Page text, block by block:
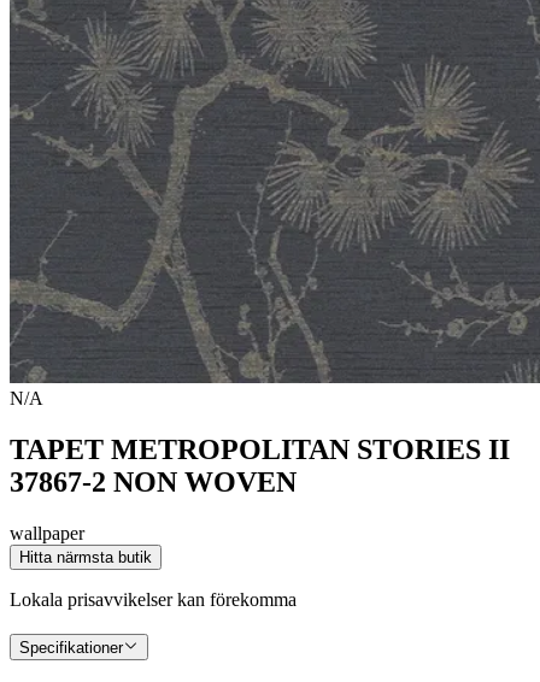
N/A
TAPET METROPOLITAN STORIES II
37867-2 NON WOVEN
wallpaper
Hitta närmsta butik
Lokala prisavvikelser kan förekomma
Specifikationer